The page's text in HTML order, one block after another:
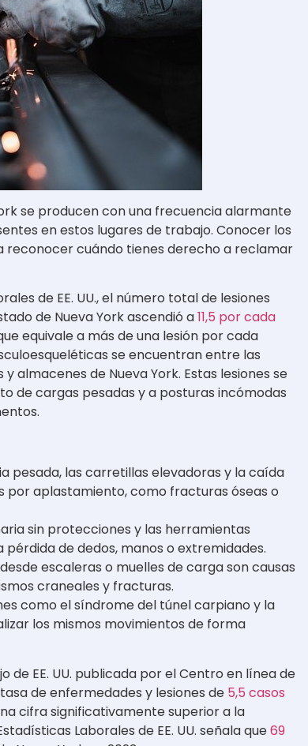
se producen con una frecuencia alarmante
en estos lugares de trabajo. Conocer los
reconocer cuándo tienes derecho a reclamar
de EE. UU., el número total de lesiones
de Nueva York ascendió a11,5 por cada
equivale a más de una lesión por cada
se encuentran entre las
almacenes de Nueva York. Estas lesiones se
de cargas pesadas y a posturas incómodas
pesada, las carretillas elevadoras y la caída
por aplastamiento, como fracturas óseas o
sin protecciones y las herramientas
de dedos, manos o extremidades.
escaleras o muelles de carga son causas
craneales y fracturas.
como el síndrome del túnel carpiano y la
los mismos movimientos de forma
EE. UU. publicada por el Centro en línea de
de enfermedades y lesiones de 5,5 casos
cifra significativamente superior a la
Laborales de EE. UU. señala que69